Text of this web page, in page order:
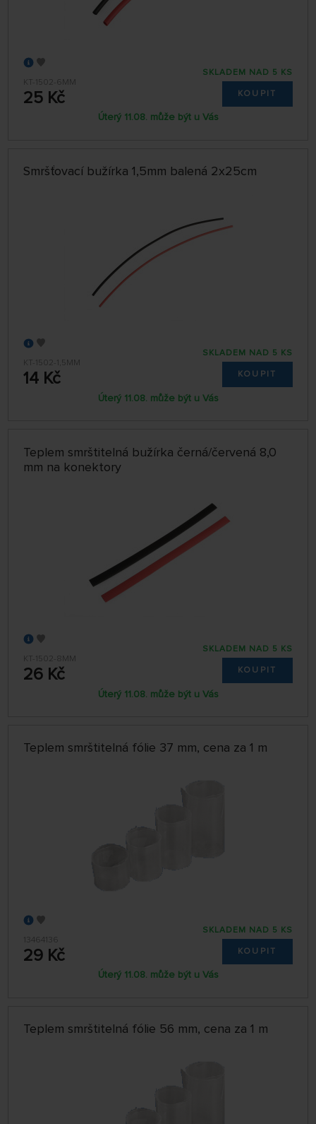
KT-1502-6MM
25 Kč
SKLADEM NAD 5 KS
KOUPIT
Úterý 11.08. může být u Vás
Smršťovací bužírka 1,5mm balená 2x25cm
KT-1502-1,5MM
14 Kč
SKLADEM NAD 5 KS
KOUPIT
Úterý 11.08. může být u Vás
Teplem smrštitelná bužírka černá/červená 8,0
mm na konektory
KT-1502-8MM
26 Kč
SKLADEM NAD 5 KS
KOUPIT
Úterý 11.08. může být u Vás
Teplem smrštitelná fólie 37 mm, cena za 1 m
13464136
29 Kč
SKLADEM NAD 5 KS
KOUPIT
Úterý 11.08. může být u Vás
Teplem smrštitelná fólie 56 mm, cena za 1 m